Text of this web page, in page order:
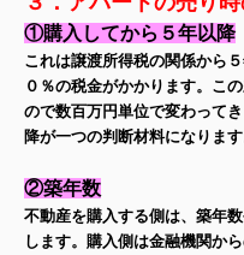
①購入してから５年以降
これは譲渡所得税の関係から
０％の税金がかかります。こ
ので数百万円単位で変わって
降が一つの判断材料になります
②築年数
不動産を購入する側は、築年
します。購入側は金融機関か